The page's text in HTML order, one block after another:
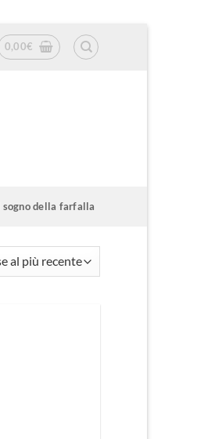
0,00€
sogno della farfalla